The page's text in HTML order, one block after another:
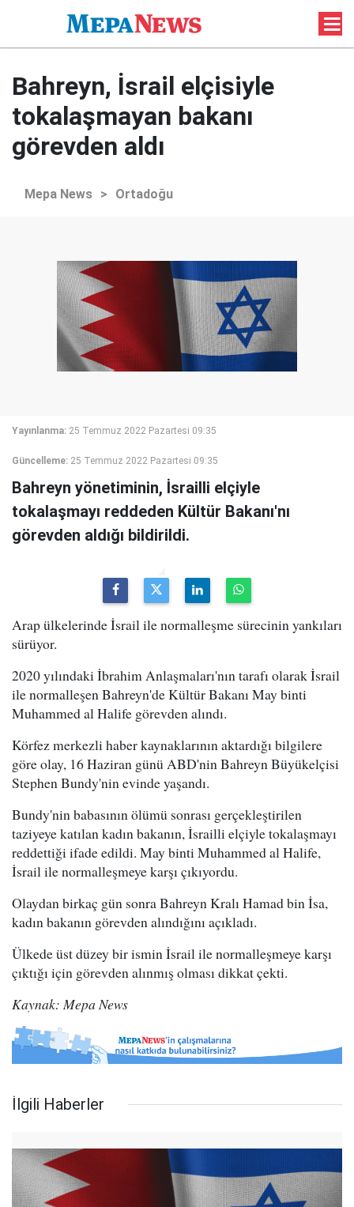
Bahreyn, İsrail elçisiyle
tokalaşmayan bakanı
görevden aldı
Mepa News > Ortadoğu
Yayınlanma: 25 Temmuz 2022 Pazartesi 09:35
Güncelleme: 25 Temmuz 2022 Pazartesi 09:35
Bahreyn yönetiminin, İsrailli elçiyle
tokalaşmayı reddeden Kültür Bakanı'nı
görevden aldığı bildirildi.
Arap ülkelerinde İsrail ile normalleşme sürecinin yankıları
sürüyor.
2020 yılındaki İbrahim Anlaşmaları'nın tarafı olarak İsrail
ile normalleşen Bahreyn'de Kültür Bakanı May binti
Muhammed al Halife görevden alındı.
Körfez merkezli haber kaynaklarının aktardığı bilgilere
göre olay, 16 Haziran günü ABD'nin Bahreyn Büyükelçisi
Stephen Bundy'nin evinde yaşandı.
Bundy'nin babasının ölümü sonrası gerçekleştirilen
taziyeye katılan kadın bakanın, İsrailli elçiyle tokalaşmayı
reddettiği ifade edildi. May binti Muhammed al Halife,
İsrail ile normalleşmeye karşı çıkıyordu.
Olaydan birkaç gün sonra Bahreyn Kralı Hamad bin İsa,
kadın bakanın görevden alındığını açıkladı.
Ülkede üst düzey bir ismin İsrail ile normalleşmeye karşı
çıktığı için görevden alınmış olması dikkat çekti.
Kaynak: Mepa News
İlgili Haberler